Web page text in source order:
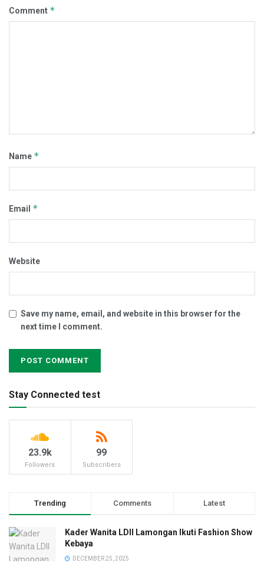
Comment *
Name *
Email *
Website
Save my name, email, and website in this browser for the
next time I comment.
Stay Connected test
23.9k
Followers
99
Subscribers
Trending Comments Latest
Kader Wanita LDII Lamongan Ikuti Fashion Show
Kebaya
DECEMBER 25, 2025